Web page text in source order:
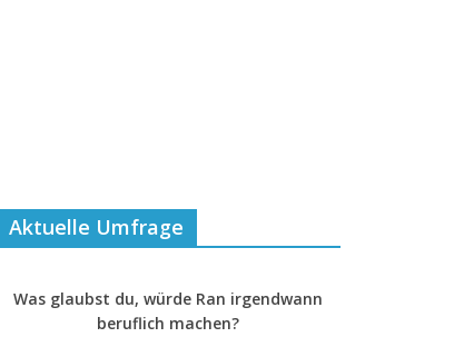
Aktuelle Umfrage
Was glaubst du, würde Ran irgendwann
beruflich machen?